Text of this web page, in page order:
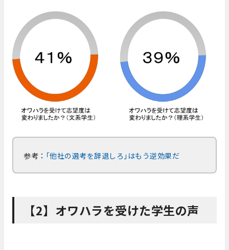
参考： ｢他社の選考を辞退しろ｣はもう逆効果だ
【2】オワハラを受けた学生の声